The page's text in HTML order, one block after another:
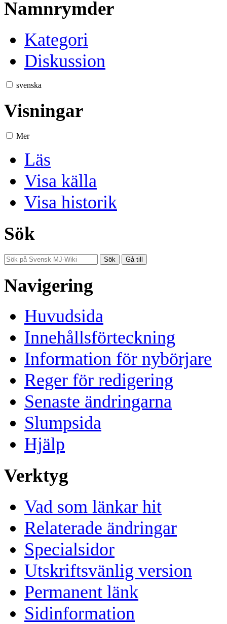
Namnrymder
Kategori
Diskussion
svenska
Visningar
Mer
Läs
Visa källa
Visa historik
Sök
Navigering
Huvudsida
Innehållsförteckning
Information för nybörjare
Reger för redigering
Senaste ändringarna
Slumpsida
Hjälp
Verktyg
Vad som länkar hit
Relaterade ändringar
Specialsidor
Utskriftsvänlig version
Permanent länk
Sidinformation